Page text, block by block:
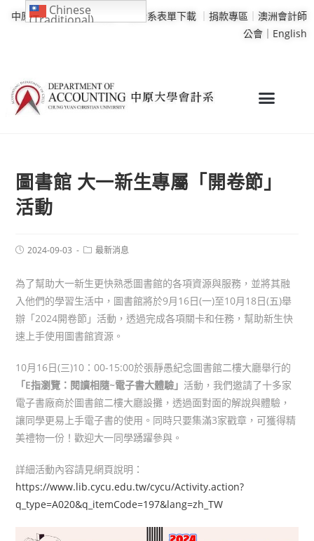
中原大學｜學校行事曆 會計系表單下載 ｜ 捐款專區 ｜ 澳洲會計師
公會｜ English
圖書館 大一新生專屬「開卷節」
活動
2024-09-03 最新消息
為了幫助大一新生更快熟悉圖書館的各項資源與服務，並將其融
入他們的學習生活中，圖書館將於9月16日(一)至10月18日(五)舉
辦「2024開卷節」活動，透過完成各項關卡和任務，幫助新生快
速上手使用圖書館資源。
10月16日(三)10：00-15:00於張靜愚紀念圖書館二樓大廳舉行的
「E指瀏覽：閱讀相隨~電子書大體驗」 活動，我們邀請了十多家
電子書廠商於圖書館二樓大廳設攤，透過面對面的解說與體驗，
讓同學更易上手電子書的使用。同時只要集滿3家戳章，可獲得精
美禮物一份！歡迎大一同學踴躍參與。
詳細活動內容請見網頁說明：
https://www.lib.cycu.edu.tw/cycu/Activity.action?
q_type=A020&q_itemCode=197&lang=zh_TW
Chinese
(Traditional)